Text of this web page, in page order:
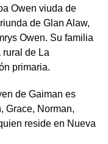
Owen viuda de
de Glan Alaw,
Owen. Su familia
de La
primaria.
de Gaiman es
Grace, Norman,
reside en Nueva